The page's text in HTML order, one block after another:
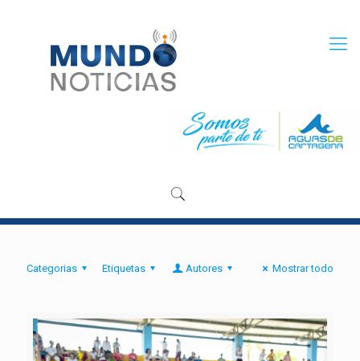
Categorias Etiquetas Autores Mostrar todo